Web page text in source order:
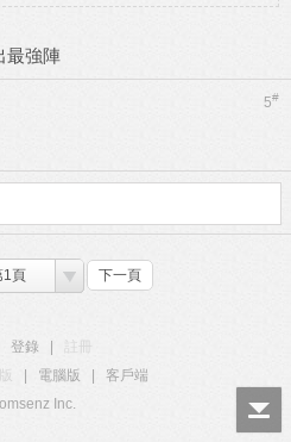
最強陣
5#
1頁 下一頁
登錄
電腦版
客戶端
Inc.